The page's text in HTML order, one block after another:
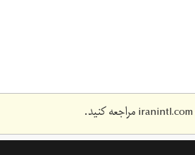
iranintl.comمراجعه کنید.